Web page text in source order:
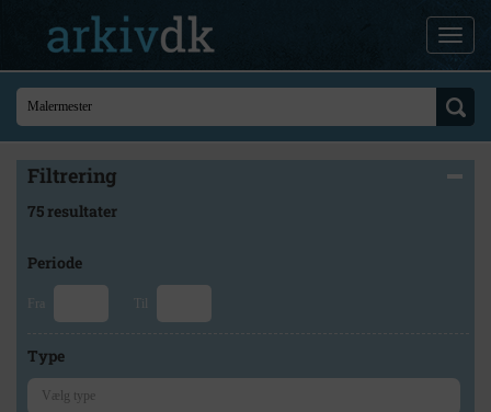
Filtrering
75 resultater
Periode
Fra Til
Type